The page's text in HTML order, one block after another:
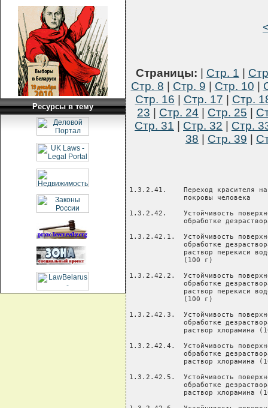
Ресурсы в тему
Страницы: Стр. 1
Стр. 8
Стр. 9 Стр. 10
Стр. 16
Стр. 17
Стр.
23
Стр. 24 Стр. 25
Стр. 31
Стр. 32
Стр.
38
Стр. 39
1.3.2.41.    Переход красителя на кожные Лейкопластырь                   см         30
             покровы человека

1.3.2.42.    Устойчивость поверхности к
             обработке дезрастворами

1.3.2.42.1.  Устойчивость поверхности к  Перекись водорода 50%            г        1,2
             обработке дезрастворами. 3%
             раствор перекиси водорода   Вода дистиллированная           мл        18,8
             (100 г)

1.3.2.42.2.  Устойчивость поверхности к  Перекись водорода 50%            г        2,4
             обработке дезрастворами 6%
             раствор перекиси водорода   Вода дистиллированная           мл        17,6
             (100 г)

1.3.2.42.3.  Устойчивость поверхности к  Хлорамин Б                       г        0,8
             обработке дезрастворами 1%
             раствор хлорамина (100 г)   Вода дистиллированная           мл        19,2

1.3.2.42.4.  Устойчивость поверхности к  Хлорамин Б                       г        2,4
             обработке дезрастворами 3%
             раствор хлорамина (100 г)   Вода дистиллированная           мл        17,6

1.3.2.42.5.  Устойчивость поверхности к  Хлорамин Б                       г         4
             обработке дезрастворами 5%
             раствор хлорамина (100 г)   Вода дистиллированная           мл         16

1.3.2.42.6.  Устойчивость поверхности к  Формалин                        мл        1,5
             обработке дезрастворами 3%
             раствор формалина (100 г)   Вода дистиллированная           мл        18,5

1.3.2.42.7.  Устойчивость поверхности к  Моющее средство                  г        0,1
             обработке дезрастворами 3%
             раствор перекиси водорода + Перекись водорода 50%            г        1,2
             раствор моющего средства
                                         Вода дистиллированная           мл        18,7

1.3.2.43.    Дефекты внешнего вида

1.3.2.44.    Термостойкость

1.3.2.45.    Прочность закрепления
             декоративного покрытия

1.3.2.46.    Водостойкость

1.3.2.47.    Кислотостойкость            Кислота уксусная                мл         40

1.3.2.48.    Водопоглощение

1.3.2.49.    Стирол (СФ)                 Ртути ацетат                     г        0,01

                                         Спирт этиловый                   г       50,15

                                         Дифенилкарбозид                  г       0,025

                                         ГСО стирола                   ампула     0,002

1.3.2.50.    Стирол (ГЖХ)                Натрия хлорид                    г        0,2

                                         Спирт этиловый                   г         50

                                         ГСО стирола                   ампула      0,01

                                         Тетрахлорметан                  мл         66

1.3.2.51.    Пробоподготовка для         Кислота серная                   г         10
             определения акрилонитрила
             (ГЖХ)                       Толуол                          мл         20

                                         Эфир диэтиловый медицинский     мл         10

                                         Калий марганцевокислый           г        18,5

                                         Акрилонитрил                    мл        1,1

                                         Калий бромистый                  г        0,3